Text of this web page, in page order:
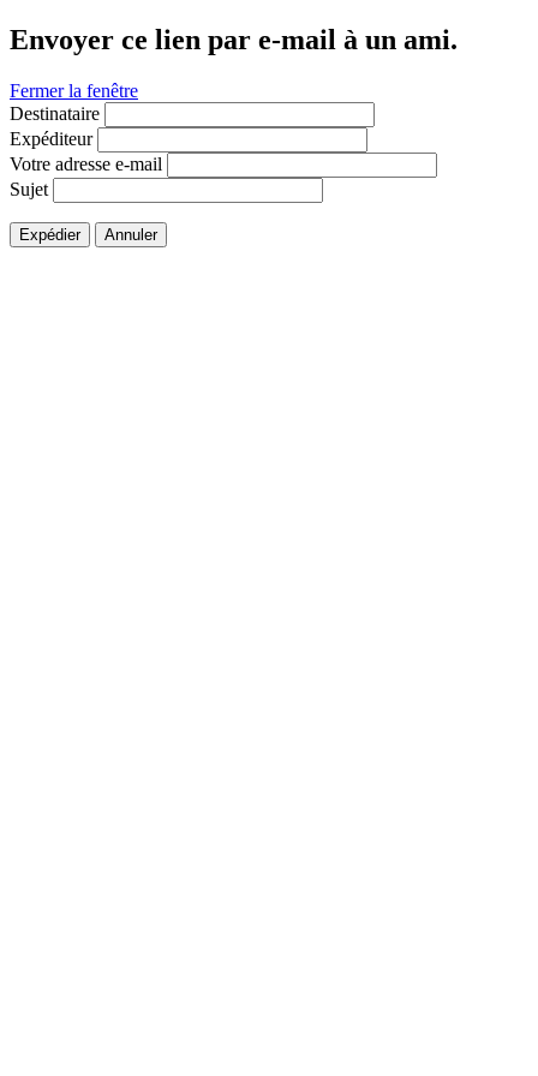
Envoyer ce lien par e-mail à un ami.
Fermer la fenêtre
Destinataire
Expéditeur
Votre adresse e-mail
Sujet
Expédier Annuler